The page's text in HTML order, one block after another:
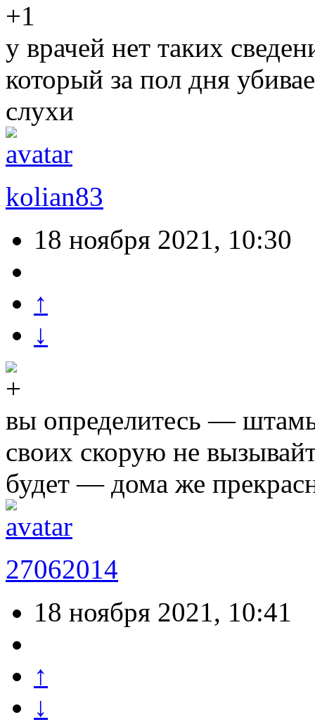
+1
у врачей нет таких
который за пол дня
слухи
kolian83
18 ноября 2021, 10:30
↑
↓
вы определитесь —
своих скорую не
будет — дома же
27062014
18 ноября 2021, 10:41
↑
↓